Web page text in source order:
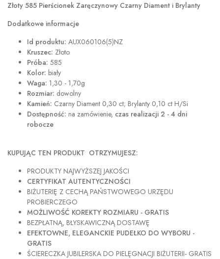
Złoty 585 Pierścionek Zaręczynowy Czarny Diament i Brylanty
Dodatkowe informacje
Id produktu: AUX060106(5)NZ
Kruszec: Złoto
Próba: 585
Kolor: biały
Waga: 1,30 - 1,70g
Rozmiar: dowolny
Kamień: Czarny Diament 0,30 ct; Brylanty 0,10 ct H/Si
Dostępność: na zamówienie, czas realizacji 2 - 4 dni
robocze
KUPUJĄC TEN PRODUKT OTRZYMUJESZ:
PRODUKTY NAJWYŻSZEJ JAKOŚCI
CERTYFIKAT AUTENTYCZNOŚCI
BIŻUTERIĘ Z CECHĄ PAŃSTWOWEGO URZĘDU
PROBIERCZEGO
MOŻLIWOŚĆ KOREKTY ROZMIARU - GRATIS
BEZPŁATNĄ, BŁYSKAWICZNĄ DOSTAWĘ
EFEKTOWNE, ELEGANCKIE PUDEŁKO DO WYBORU -
GRATIS
ŚCIERECZKA JUBILERSKA DO PIELĘGNACJI BIŻUTERII- GRATIS